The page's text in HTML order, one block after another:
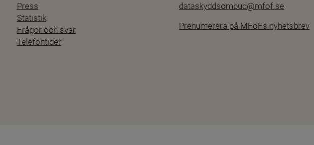
Press
Statistik
Frågor och svar
Telefontider
dataskyddsombud@mfof.se
Prenumerera på MFoFs nyhetsbrev